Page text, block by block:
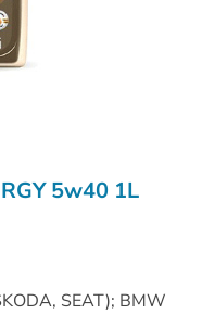
5w40 1L
SEAT); BMW